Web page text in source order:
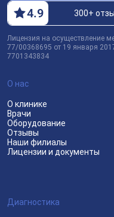
4.9 300+
Лицензия на осуществление
77/00368695 от 19 января
7701343834
О нас
О клинике
Врачи
Оборудование
Отзывы
Наши филиалы
Лицензии и документы
Диагностика